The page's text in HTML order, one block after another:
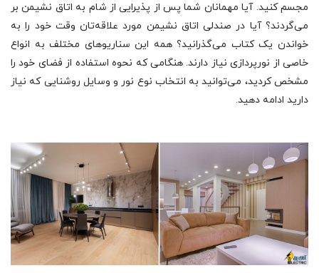
مجسم کنید. آیا مهمانان شما پس از پذیرایی از شام به اتاق نشیمن بر
می‌گردند؟ آیا در صندلی اتاق نشیمن مورد علاقه‌تان وقت خود را به
خواندن یک کتاب می‌گذرانید؟ همه این سناریوهای مختلف به انواع
خاصی از نورپردازی نیاز دارند. هنگامی که نحوه استفاده از فضای خود را
مشخص کردید، می‌توانید به انتخاب نوع نور و وسایل روشنایی که نیاز
دارید ادامه دهید.